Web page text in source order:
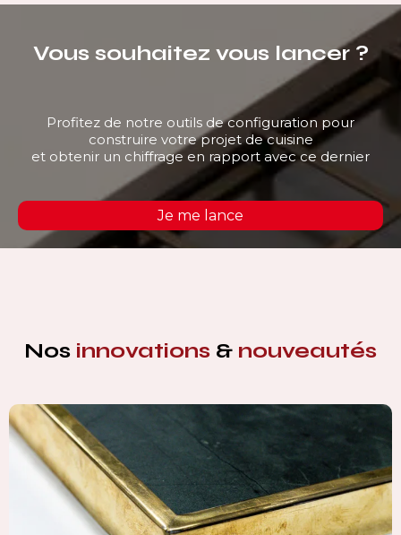
Vous souhaitez vous lancer ?
Profitez de notre outils de configuration pour
construire votre projet de cuisine
et obtenir un chiffrage en rapport avec ce dernier
Je me lance
Nos innovations & nouveautés